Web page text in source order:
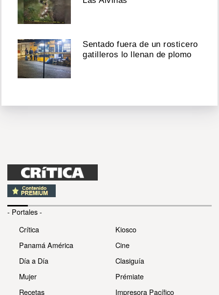
Sentado fuera de un rosticero
gatilleros lo llenan de plomo
- Portales -
Crítica
Panamá América
Día a Día
Mujer
Recetas
Kiosco
Cine
Clasiguía
Prémiate
Impresora Pacífico